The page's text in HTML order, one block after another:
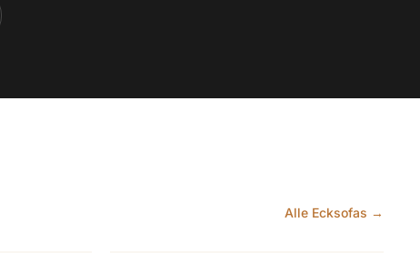
Alle Ecksofas →